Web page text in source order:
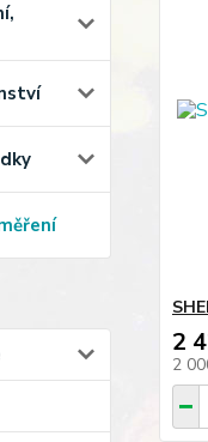
2
2